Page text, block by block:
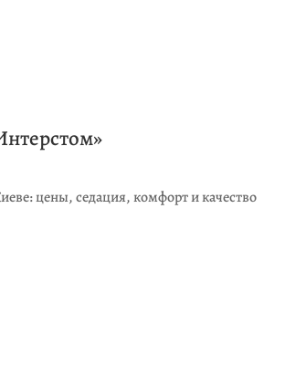
цены, седация, комфорт и качество